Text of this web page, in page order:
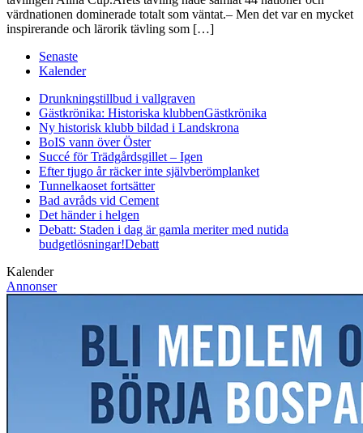
värdnationen dominerade totalt som väntat.– Men det var en mycket
inspirerande och lärorik tävling som […]
Senaste
Kalender
Drunkningstillbud i vallgraven
Gästkrönika: Historiska klubbenGästkrönika
Ny historisk klubb bildad i Landskrona
BoIS vann över Öster
Succé för Trädgårdsgillet – Igen
Efter tjugo år räcker inte självberömplanket
Tunnelkaoset fortsätter
Bad avråds vid Cement
Det händer i helgen
Debatt: Staden i dag är gamla meriter med nutida
budgetlösningar!Debatt
Kalender
Annonser